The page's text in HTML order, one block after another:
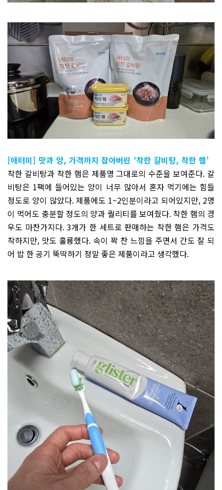
[애터미] 맛과 양, 가격까지 잡아버린 ‘착한 갈비탕, 착한 햄’
착한 갈비탕과 착한 햄은 제품명 그대로의 수준을 보여준다. 갈
비탕은 1팩에 들어있는 양이 너무 많아서 혼자 먹기에는 힘들
정도로 양이 많았다. 제품에도 1~2인분이라고 되어있지만, 2명
이 먹어도 충분할 정도의 양과 퀄리티를 보여줬다. 착한 햄의 경
우도 마찬가지다. 3개가 한 세트로 판매하는 착한 햄은 가격도
착하지만, 맛도 훌륭했다. 속이 꽉 찬 느낌을 주면서 간도 잘 되
어 밥 한 공기 뚝딱하기 정말 좋은 제품이라고 생각했다.